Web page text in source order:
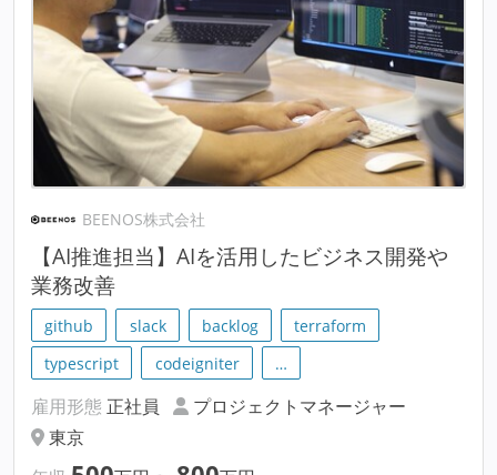
BEENOS株式会社
【AI推進担当】AIを活用したビジネス開発や
業務改善
github slack backlog
terraform
typescript
codeigniter …
雇用形態 正社員
プロジェクトマネージャー
東京